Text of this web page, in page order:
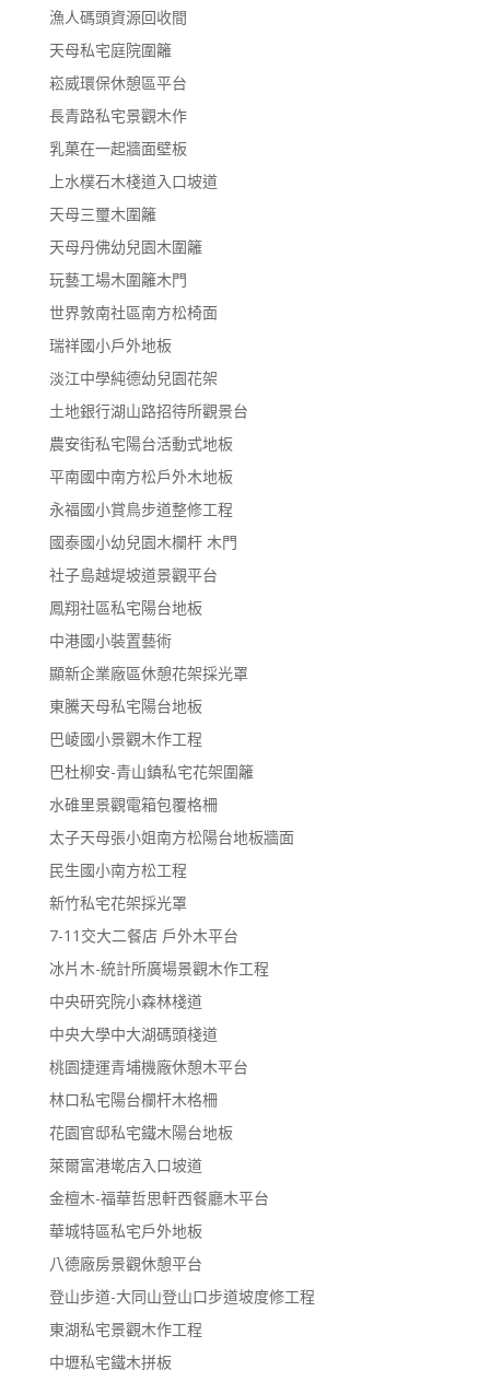
漁人碼頭資源回收間
天母私宅庭院圍籬
崧威環保休憩區平台
長青路私宅景觀木作
乳菓在一起牆面壁板
上水樸石木棧道入口坡道
天母三璽木圍籬
天母丹佛幼兒園木圍籬
玩藝工場木圍籬木門
世界敦南社區南方松椅面
瑞祥國小戶外地板
淡江中學純德幼兒園花架
土地銀行湖山路招待所觀景台
農安街私宅陽台活動式地板
平南國中南方松戶外木地板
永福國小賞鳥步道整修工程
國泰國小幼兒園木欄杆 木門
社子島越堤坡道景觀平台
鳳翔社區私宅陽台地板
中港國小裝置藝術
顯新企業廠區休憩花架採光罩
東騰天母私宅陽台地板
巴崚國小景觀木作工程
巴杜柳安-青山鎮私宅花架圍籬
水碓里景觀電箱包覆格柵
太子天母張小姐南方松陽台地板牆面
民生國小南方松工程
新竹私宅花架採光罩
7-11交大二餐店 戶外木平台
冰片木-統計所廣場景觀木作工程
中央研究院小森林棧道
中央大學中大湖碼頭棧道
桃園捷運青埔機廠休憩木平台
林口私宅陽台欄杆木格柵
花園官邸私宅鐵木陽台地板
萊爾富港墘店入口坡道
金檀木-福華哲思軒西餐廳木平台
華城特區私宅戶外地板
八德廠房景觀休憩平台
登山步道-大同山登山口步道坡度修工程
東湖私宅景觀木作工程
中壢私宅鐵木拼板